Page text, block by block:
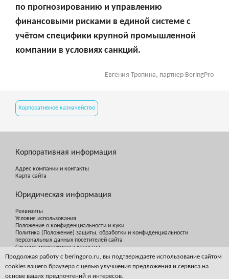
по прогнозированию и управлению
финансовыми рисками в единой системе с
учётом специфики крупной промышленной
компании в условиях санкций.
Евгения Тропина, партнер BeringPro
Корпоративное казначейство
Корпоративная информация
Адрес компании и контакты
Карта сайта
Юридическая информация
Реквизиты
Условия использования
Положение о конфиденциальности и куки
Политика (Положение) защиты, обработки и конфиденциальности
персональных данных посетителей сайта
Система менеджмента качества
Продолжая работу с beringpro.ru, вы подтверждаете использование сайтом
cookies вашего браузера с целью улучшения предложения и сервиса на
основе ваших предпочтений и интересов.